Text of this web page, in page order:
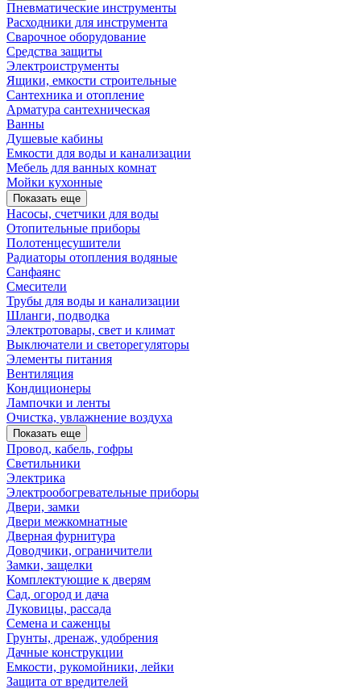
Пневматические инструменты
Расходники для инструмента
Сварочное оборудование
Средства защиты
Электроиструменты
Ящики, емкости строительные
Сантехника и отопление
Арматура сантехническая
Ванны
Душевые кабины
Емкости для воды и канализации
Мебель для ванных комнат
Мойки кухонные
Показать еще
Насосы, счетчики для воды
Отопительные приборы
Полотенцесушители
Радиаторы отопления водяные
Санфаянс
Смесители
Трубы для воды и канализации
Шланги, подводка
Электротовары, свет и климат
Выключатели и светорегуляторы
Элементы питания
Вентиляция
Кондиционеры
Лампочки и ленты
Очистка, увлажнение воздуха
Показать еще
Провод, кабель, гофры
Светильники
Электрика
Электрообогревательные приборы
Двери, замки
Двери межкомнатные
Дверная фурнитура
Доводчики, ограничители
Замки, защелки
Комплектующие к дверям
Сад, огород и дача
Луковицы, рассада
Семена и саженцы
Грунты, дренаж, удобрения
Дачные конструкции
Емкости, рукомойники, лейки
Защита от вредителей